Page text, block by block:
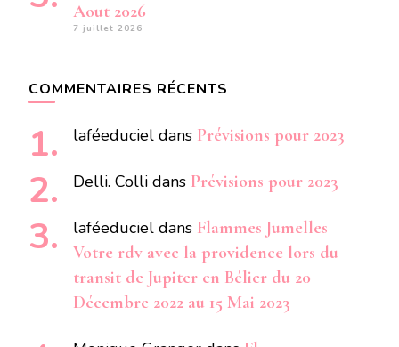
Aout 2026
7 juillet 2026
COMMENTAIRES RÉCENTS
laféeduciel dans Prévisions pour 2023
Delli. Colli dans Prévisions pour 2023
laféeduciel dans Flammes Jumelles
Votre rdv avec la providence lors du
transit de Jupiter en Bélier du 20
Décembre 2022 au 15 Mai 2023